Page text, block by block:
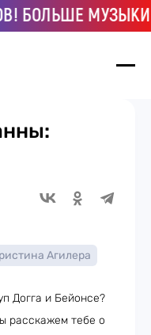
БОЛЬШЕ МУЗЫКИ!
Агилера
Догга и Бейонсе?
расскажем тебе о